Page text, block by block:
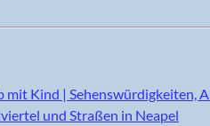
mit Kind | Sehenswürdigkeiten,
und Straßen in Neapel